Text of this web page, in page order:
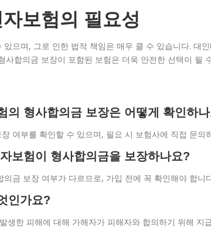
보험의 필요성
있으며, 그로 인한 법적 책임은 매우 클 수 있습니다. 대
사합의금 보장이 포함된 보험은 더욱 안전한 선택이 될
의 형사합의금 보장은 어떻게 확인하
여부를 확인할 수 있으며, 필요 시 보험사에 직접 문의
보험이 형사합의금을 보장하나요?
금 보장 여부가 다르므로, 가입 전에 꼭 확인해야 합니
인가요?
생한 피해에 대해 가해자가 피해자와 합의하기 위해 지